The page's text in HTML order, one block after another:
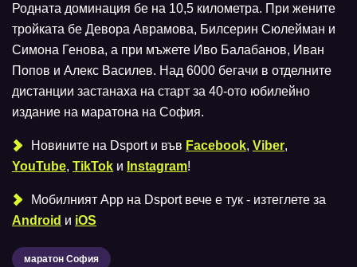
Родната доминация бе на 10,5 километра. При жените
тройката бе Девора Аврамова, Билсерин Сюлейман и
Симона Генова, а при мъжете Иво Балабанов, Иван
Попов и Алекс Василев. Над 6000 бегачи в отделните
дистанции застанаха на старт за 40-ото юбилейно
издание на маратона на София.
Новините на Dsport и във Facebook, Viber,
YouTube, TikTok и Instagram!
Мобилният Аpp на Dsport вече е тук - изтеглете за
Android и iOS
маратон София